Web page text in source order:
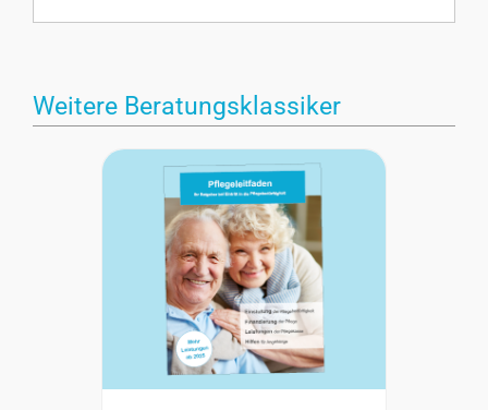
Weitere Beratungsklassiker